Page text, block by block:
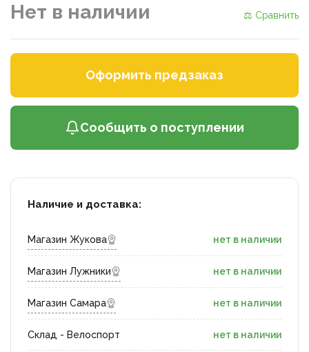
Нет в наличии ⚖ Сравнить
Оформить предзаказ
Сообщить о поступлении
Наличие и доставка:
Магазин Жукова нет в наличии
Магазин Лужники нет в наличии
Магазин Самара нет в наличии
Склад - Велоспорт нет в наличии